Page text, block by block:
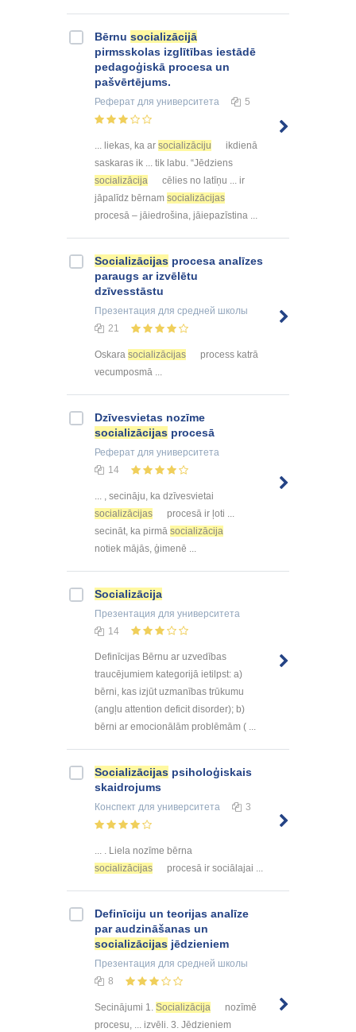
Bērnu socializācijā
pirmsskolas izglītības iestādē
pedagoģiskā procesa un
pašvērtējums.
Реферат для университета 5
... liekas, ka ar socializāciju
ikdienā
saskaras ik ... tik labu. “Jēdziens
socializācija
cēlies no latīņu ... ir
jāpalīdz bērnam socializācijas
procesā – jāiedrošina, jāiepazīstina ...
Socializācijas procesa analīzes
paraugs ar izvēlētu
dzīvesstāstu
Презентация для средней школы
21
Oskara socializācijas
process katrā
vecumposmā ...
Dzīvesvietas nozīme
socializācijas procesā
Реферат для университета
14
... , secināju, ka dzīvesvietai
socializācijas
procesā ir ļoti ...
secināt, ka pirmā socializācija
notiek mājās, ģimenē ...
Socializācija
Презентация для университета
14
Definīcijas Bērnu ar uzvedības
traucējumiem kategorijā ietilpst: a)
bērni, kas izjūt uzmanības trūkumu
(angļu attention deficit disorder); b)
bērni ar emocionālām problēmām ( ...
Socializācijas psiholoģiskais
skaidrojums
Конспект для университета 3
... . Liela nozīme bērna
socializācijas
procesā ir sociālajai ...
Definīciju un teorijas analīze
par audzināšanas un
socializācijas jēdzieniem
Презентация для средней школы
8
Secinājumi 1. Socializācija
nozīmē
procesu, ... izvēli. 3. Jēdzieniem